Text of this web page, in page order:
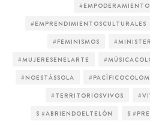
#EMPRENDIMIENTOSCULTURALES
#FEMINISMOS
#MUJERESENELARTE
#NOESTÁSSOLA
#TERRITORIOSVIVOS
S #ABRIENDOELTELÓN S